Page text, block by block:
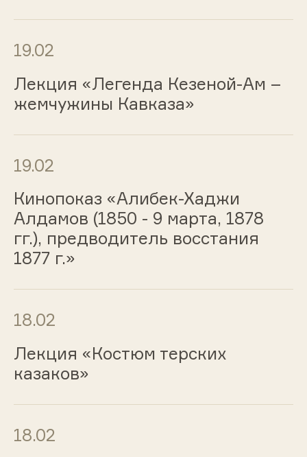
19.02
Лекция «Легенда Кезеной-Ам –
жемчужины Кавказа»
19.02
Кинопоказ «Алибек-Хаджи
Алдамов (1850 - 9 марта, 1878
гг.), предводитель восстания
1877 г.»
18.02
Лекция «Костюм терских
казаков»
18.02